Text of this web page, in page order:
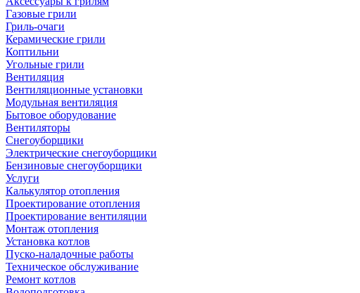
Газовые грили
Гриль-очаги
Керамические грили
Коптильни
Угольные грили
Вентиляция
Вентиляционные установки
Модульная вентиляция
Бытовое оборудование
Вентиляторы
Снегоуборщики
Электрические снегоуборщики
Бензиновые снегоуборщики
Услуги
Калькулятор отопления
Проектирование отопления
Проектирование вентиляции
Монтаж отопления
Установка котлов
Пуско-наладочные работы
Техническое обслуживание
Ремонт котлов